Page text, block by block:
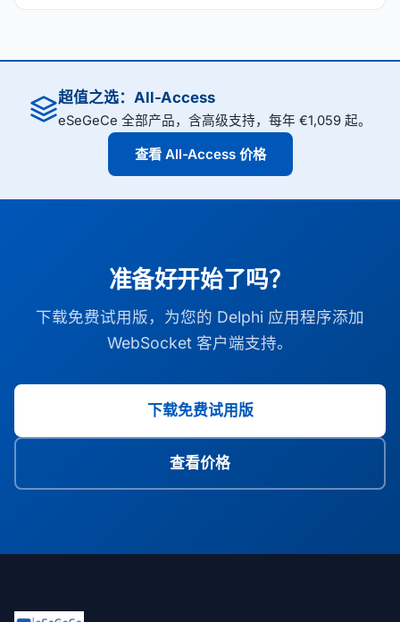
超值之选：All-Access
eSeGeCe 全部产品，含高级支持，每年 €1,059 起。
查看 All-Access 价格
准备好开始了吗？
下载免费试用版，为您的 Delphi 应用程序添加
WebSocket 客户端支持。
下载免费试用版
查看价格